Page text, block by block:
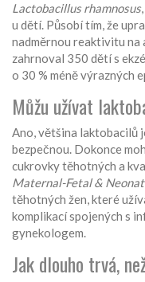
Lactobacillus rhamnosus
u dětí. Působí tím, že
nadměrnou reaktivitu na
zahrnoval 350 dětí s
o 30 % méně výrazných
Můžu užívat
Ano, většina laktobacilů
bezpečnou. Dokonce
cukrovky těhotných a
Maternal-Fetal &
těhotných žen, které
komplikací spojených s
gynekologem.
Jak dlouho trvá,